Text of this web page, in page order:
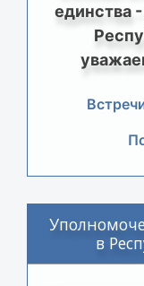
единства
в